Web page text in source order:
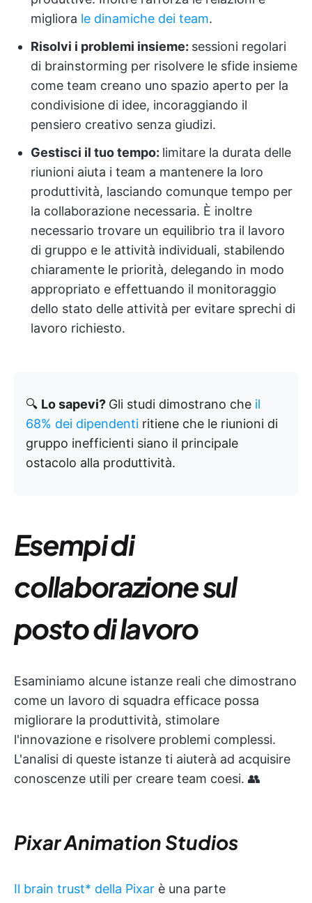
migliora le dinamiche dei team.
Risolvi i problemi insieme: sessioni regolari
di brainstorming per risolvere le sfide insieme
come team creano uno spazio aperto per la
condivisione di idee, incoraggiando il
pensiero creativo senza giudizi.
Gestisci il tuo tempo: limitare la durata delle
riunioni aiuta i team a mantenere la loro
produttività, lasciando comunque tempo per
la collaborazione necessaria. È inoltre
necessario trovare un equilibrio tra il lavoro
di gruppo e le attività individuali, stabilendo
chiaramente le priorità, delegando in modo
appropriato e effettuando il monitoraggio
dello stato delle attività per evitare sprechi di
lavoro richiesto.
🔍 Lo sapevi? Gli studi dimostrano che il
68% dei dipendenti ritiene che le riunioni di
gruppo inefficienti siano il principale
ostacolo alla produttività.
Esempi di
collaborazione sul
posto di lavoro
Esaminiamo alcune istanze reali che dimostrano
come un lavoro di squadra efficace possa
migliorare la produttività, stimolare
l'innovazione e risolvere problemi complessi.
L'analisi di queste istanze ti aiuterà ad acquisire
conoscenze utili per creare team coesi. 👥
Pixar Animation Studios
Il brain trust* della Pixar è una parte